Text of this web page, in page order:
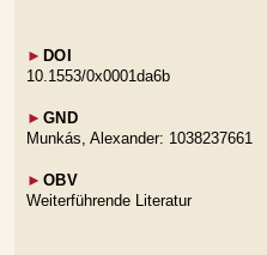
► DOI
10.1553/0x0001da6b
► GND
Munkás, Alexander: 1038237661
► OBV
Weiterführende Literatur